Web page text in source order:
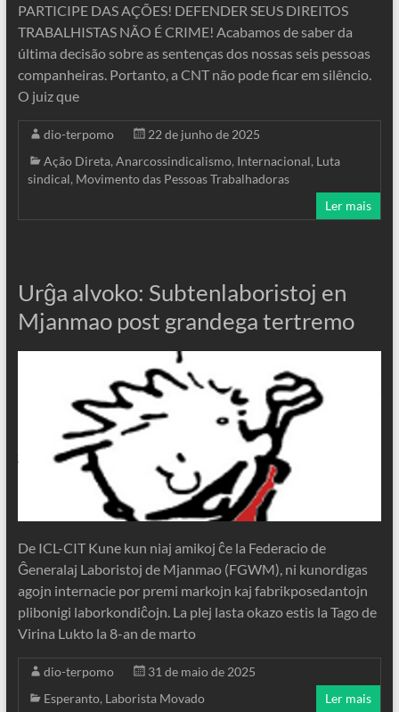
PARTICIPE DAS AÇÕES! DEFENDER SEUS DIREITOS
TRABALHISTAS NÃO É CRIME! Acabamos de saber da
última decisão sobre as sentenças dos nossas seis pessoas
companheiras. Portanto, a CNT não pode ficar em silêncio.
O juiz que
dio-terpomo
22 de junho de 2025
Ação Direta, Anarcossindicalismo, Internacional, Luta
sindical, Movimento das Pessoas Trabalhadoras
Ler mais
Urĝa alvoko: Subtenlaboristoj en
Mjanmao post grandega tertremo
De ICL-CIT Kune kun niaj amikoj ĉe la Federacio de
Ĝeneralaj Laboristoj de Mjanmao (FGWM), ni kunordigas
agojn internacie por premi markojn kaj fabrikposedantojn
plibonigi laborkondiĉojn. La plej lasta okazo estis la Tago de
Virina Lukto la 8-an de marto
dio-terpomo
31 de maio de 2025
Esperanto, Laborista Movado Ler mais